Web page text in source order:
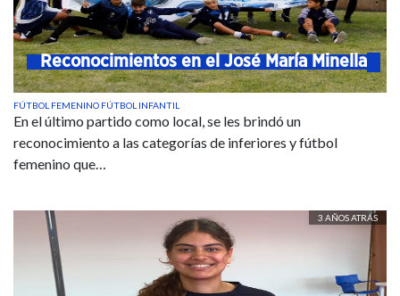
Reconocimientos en el José María Minella
FÚTBOL FEMENINO FÚTBOL INFANTIL
En el último partido como local, se les brindó un
reconocimiento a las categorías de inferiores y fútbol
femenino que…
3 AÑOS ATRÁS